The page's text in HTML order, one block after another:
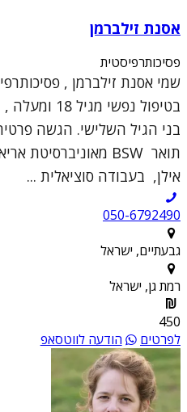
אסנת זילברמן
פסיכותרפיסטית
שמי אסנת זילברמן ,
בטיפול
בני הגיל השלישי. הגשה
אילן, בעבודה סוציאלית ...
050-6792490
גבעתיים, ישראל
רמת גן, ישראל
450
לפרטים
הודעה לווטסאפ